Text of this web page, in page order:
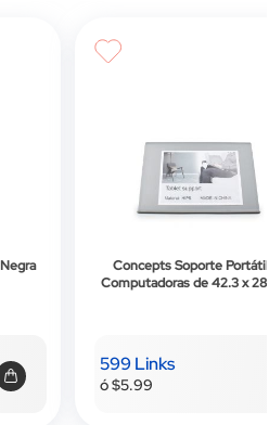
Concepts Soporte
Computadoras de 42.3 x
599 Links
ó $5.99